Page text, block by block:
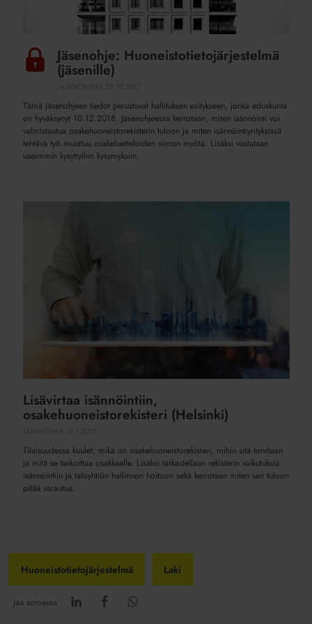
Jäsenohje: Huoneistotietojärjestelmä
(jäsenille)
Tämä jäsenohjeen tiedot perustuvat hallituksen esitykseen, jonka eduskunta
on hyväksynyt 10.12.2018. Jäsenohjeessa kerrotaan, miten isännöinti voi
valmistautua osakehuoneistorekisterin tuloon ja miten isännöintiyrityksissä
tehtävä työ muuttuu osakeluetteloiden siirron myötä. Lisäksi vastataan
useimmin kysyttyihin kysymyksiin.
Lisävirtaa isännöintiin,
osakehuoneistorekisteri (Helsinki)
Tilaisuudessa kuulet, mikä on osakehuoneistorekisteri, mihin sitä tarvitaan
ja mitä se tarkoittaa osakkaalle. Lisäksi tarkastellaan rekisterin vaikutuksia
isännöintiin ja taloyhtiön hallinnon hoitoon sekä kerrotaan miten sen tuloon
pitää varautua.
Huoneistotietojärjestelmä Laki
Jaa somessa